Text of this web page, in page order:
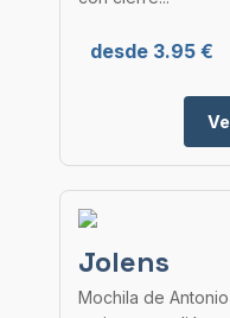
desde 3.95 €
Jolens
Mochila de